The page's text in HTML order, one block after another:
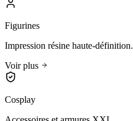
Figurines
Impression résine haute-définition.
Voir plus
Cosplay